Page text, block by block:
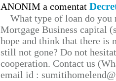
ANONIM a comentat
What type of loan do you
Mortgage Business capital
hope and think that there is
still not gone? Do not
cooperation. Contact us
email id :